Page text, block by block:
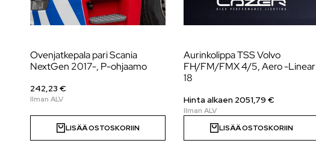
Ovenjatkepala pari Scania
NextGen 2017-, P-ohjaamo
242,23 €
LISÄÄ OSTOSKORIIN
Aurinkolippa TSS Volvo
FH/FM/FMX 4/5, Aero -Linear
18
Hinta alkaen 2051,79 €
LISÄÄ OSTOSKORIIN